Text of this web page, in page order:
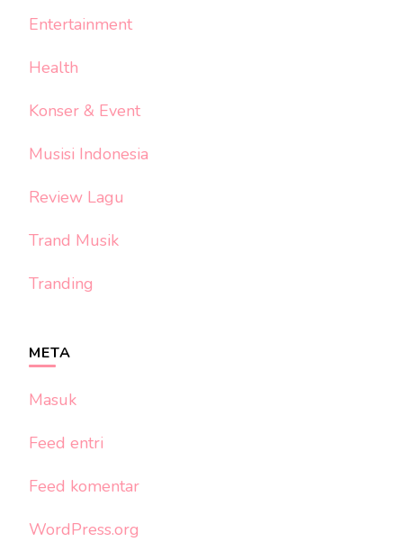
Entertainment
Health
Konser & Event
Musisi Indonesia
Review Lagu
Trand Musik
Tranding
META
Masuk
Feed entri
Feed komentar
WordPress.org